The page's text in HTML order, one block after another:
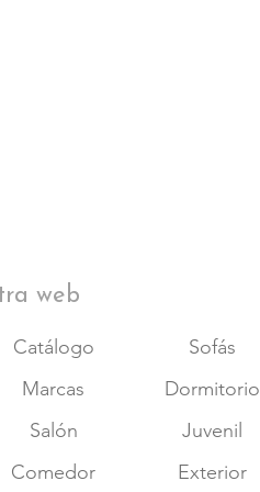
Catálogo
Marcas
Salón
Comedor
web
Sofás
Dormitorio
Juvenil
Exterior